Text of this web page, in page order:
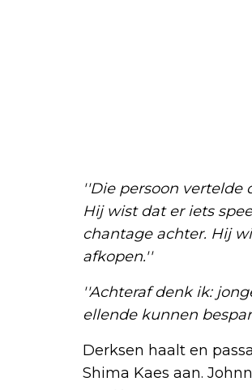
''Die persoon vertelde
Hij wist dat er iets
chantage achter. Hij
afkopen.''
''Achteraf denk ik:
ellende kunnen
Derksen haalt en
Shima Kaes aan.